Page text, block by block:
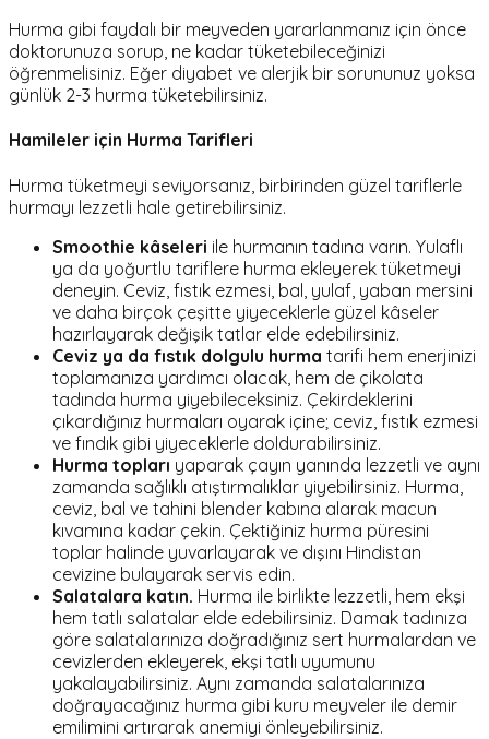
Hurma gibi faydalı bir meyveden yararlanmanız için önce
doktorunuza sorup, ne kadar tüketebileceğinizi
öğrenmelisiniz. Eğer diyabet ve alerjik bir sorununuz yoksa
günlük 2-3 hurma tüketebilirsiniz.
Hamileler için Hurma Tarifleri
Hurma tüketmeyi seviyorsanız, birbirinden güzel tariflerle
hurmayı lezzetli hale getirebilirsiniz.
Smoothie kâseleri ile hurmanın tadına varın. Yulaflı
ya da yoğurtlu tariflere hurma ekleyerek tüketmeyi
deneyin. Ceviz, fıstık ezmesi, bal, yulaf, yaban mersini
ve daha birçok çeşitte yiyeceklerle güzel kâseler
hazırlayarak değişik tatlar elde edebilirsiniz.
Ceviz ya da fıstık dolgulu hurma tarifi hem enerjinizi
toplamanıza yardımcı olacak, hem de çikolata
tadında hurma yiyebileceksiniz. Çekirdeklerini
çıkardığınız hurmaları oyarak içine; ceviz, fıstık ezmesi
ve fındık gibi yiyeceklerle doldurabilirsiniz.
Hurma topları yaparak çayın yanında lezzetli ve aynı
zamanda sağlıklı atıştırmalıklar yiyebilirsiniz. Hurma,
ceviz, bal ve tahini blender kabına alarak macun
kıvamına kadar çekin. Çektiğiniz hurma püresini
toplar halinde yuvarlayarak ve dışını Hindistan
cevizine bulayarak servis edin.
Salatalara katın. Hurma ile birlikte lezzetli, hem ekşi
hem tatlı salatalar elde edebilirsiniz. Damak tadınıza
göre salatalarınıza doğradığınız sert hurmalardan ve
cevizlerden ekleyerek, ekşi tatlı uyumunu
yakalayabilirsiniz. Aynı zamanda salatalarınıza
doğrayacağınız hurma gibi kuru meyveler ile demir
emilimini artırarak anemiyi önleyebilirsiniz.